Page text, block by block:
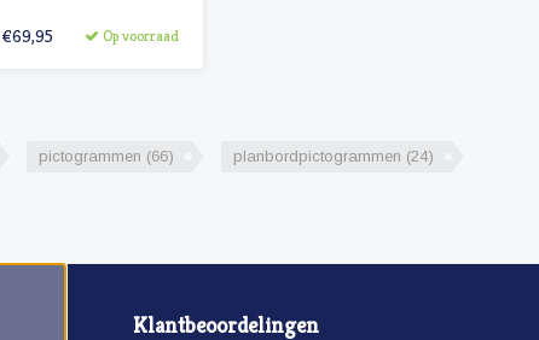
(lichtgewicht metalen)
pictogrammen en is
€69,95 Op voorraad
pictogrammen (66) planbordpictogrammen (24)
Klantbeoordelingen